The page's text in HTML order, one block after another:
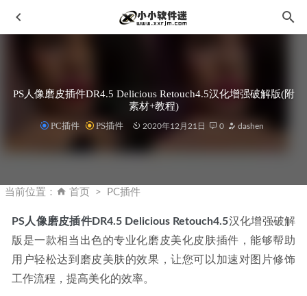
PS人像磨皮插件DR4.5 Delicious Retouch4.5汉化增强破解版(附
素材+教程)
PC插件 PS插件 2020年12月21日 0 dashen
当前位置： 首页 PC插件
PS人像磨皮插件DR4.5 Delicious Retouch4.5汉化增强破解
版是一款相当出色的专业化磨皮美化皮肤插件，能够帮助
用户轻松达到磨皮美肤的效果，让您可以加速对图片修饰
工作流程，提高美化的效率。
Acrobat PRO DC 2026.001.21367 免安装便携64位破解版
After Effects CC2017官方简体中文版下载地址和安装教程
2019-10-22
冰点文库下载器 v3.2.10 (1212)去广告版 2019-12-13
GiliSoft Screen Recorder Pro 13.0 中文特别版